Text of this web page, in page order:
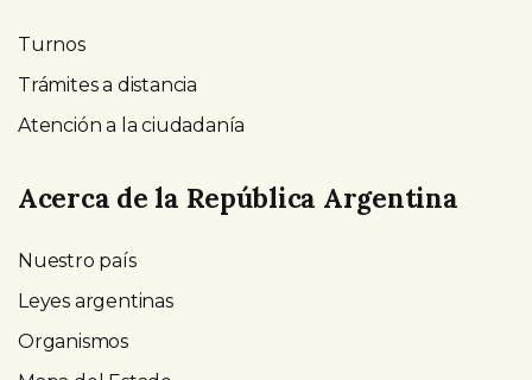
Turnos
Trámites a distancia
Atención a la ciudadanía
Acerca de la República Argentina
Nuestro país
Leyes argentinas
Organismos